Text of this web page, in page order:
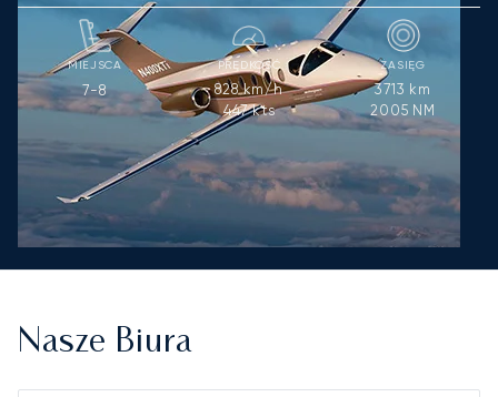
MIEJSCA
7-8
PRĘDKOŚĆ
828km/h
447kts
ZASIĘG
3713 km
2005 NM
Nasze Biura